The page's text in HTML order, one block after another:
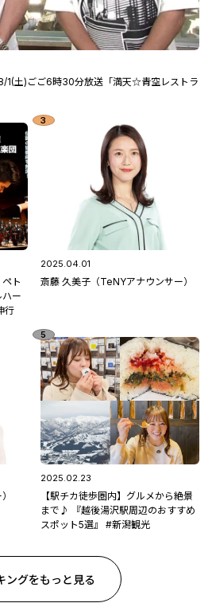
1(土)ごご6時30分放送「満天☆青空レストラ
ト
ー
行
2025.04.01
斎藤 久美子（TeNYアナウンサー）
2025.02.23
【駅チカ徒歩圏内】グルメから絶景
まで♪ 『越後湯沢駅周辺のおすすめ
スポット5選』 #新潟観光
ングをもっと見る